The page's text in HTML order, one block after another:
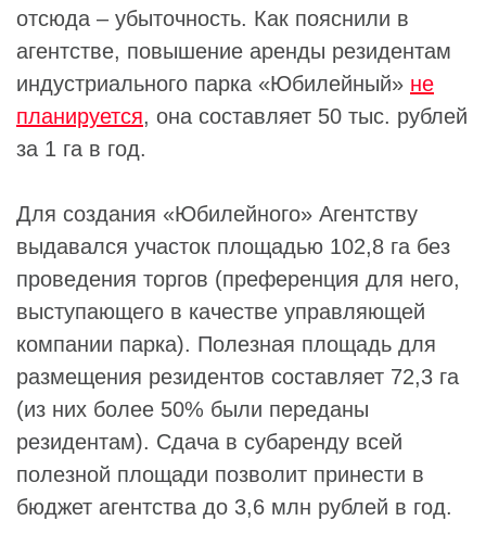
отсюда – убыточность. Как пояснили в
агентстве, повышение аренды резидентам
индустриального парка «Юбилейный» не
планируется, она составляет 50 тыс. рублей
за 1 га в год.
Для создания «Юбилейного» Агентству
выдавался участок площадью 102,8 га без
проведения торгов (преференция для него,
выступающего в качестве управляющей
компании парка). Полезная площадь для
размещения резидентов составляет 72,3 га
(из них более 50% были переданы
резидентам). Сдача в субаренду всей
полезной площади позволит принести в
бюджет агентства до 3,6 млн рублей в год.